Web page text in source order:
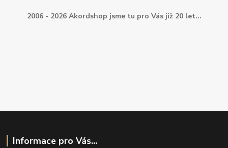
2006 - 2026 Akordshop jsme tu pro Vás již 20 let...
Informace pro Vás...